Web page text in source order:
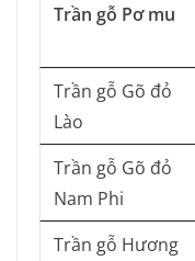
Trần gỗ Pơ mu
Trần gỗ Gõ đỏ
Lào
Trần gỗ Gõ đỏ
Nam Phi
Trần gỗ Hương